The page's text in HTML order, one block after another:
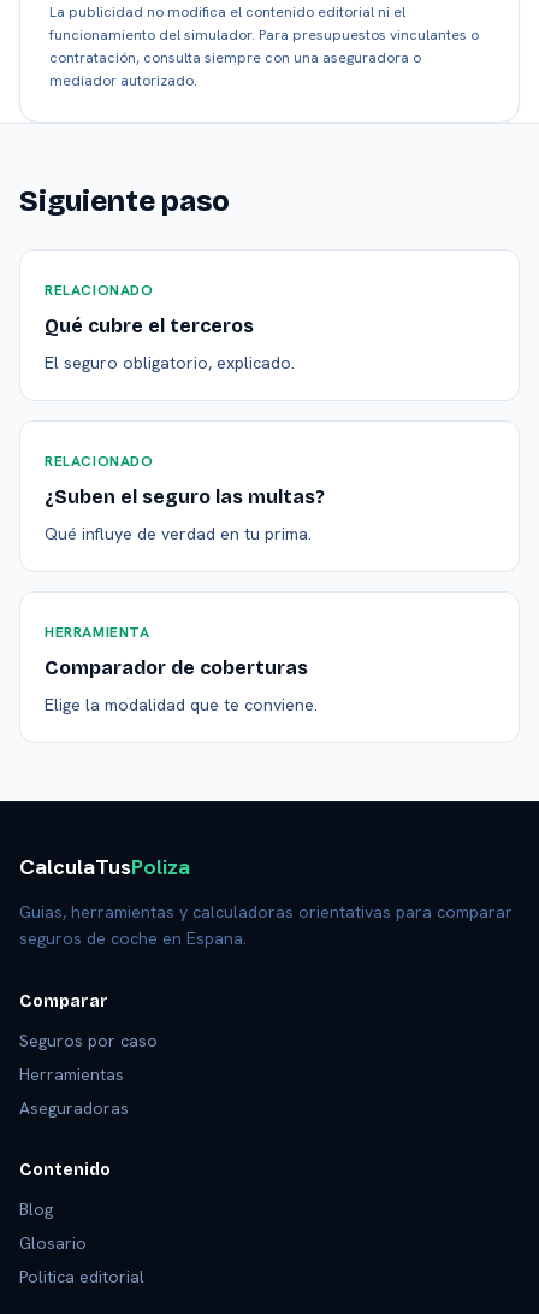
La publicidad no modifica el contenido editorial ni el
funcionamiento del simulador. Para presupuestos vinculantes o
contratación, consulta siempre con una aseguradora o
mediador autorizado.
Siguiente paso
RELACIONADO
Qué cubre el terceros
El seguro obligatorio, explicado.
RELACIONADO
¿Suben el seguro las multas?
Qué influye de verdad en tu prima.
HERRAMIENTA
Comparador de coberturas
Elige la modalidad que te conviene.
CalculaTusPoliza
Guias, herramientas y calculadoras orientativas para comparar
seguros de coche en Espana.
Comparar
Seguros por caso
Herramientas
Aseguradoras
Contenido
Blog
Glosario
Politica editorial